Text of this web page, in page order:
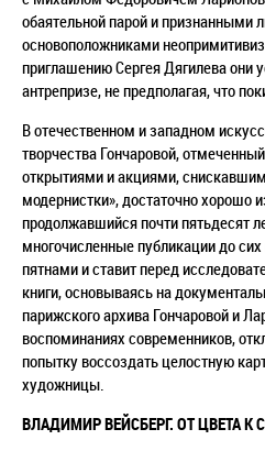
обаятельной парой и признанными
основоположниками
приглашению Сергея Дягилева они
антрепризе, не предполагая, что
В отечественном и западном
творчества Гончаровой,
открытиями и акциями,
модернистки», достаточно хорошо
продолжавшийся почти пятьдесят
многочисленные публикации до
пятнами и ставит перед
книги, основываясь на
парижского архива Гончаровой и
воспоминаниях современников,
попытку воссоздать целостную
художницы.
ВЛАДИМИР ВЕЙСБЕРГ. ОТ ЦВЕТА К